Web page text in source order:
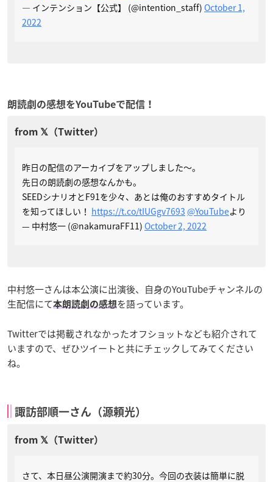
— インテンション【公式】 (@intention_staff) October 1,
2022
朗読劇の感想をYouTubeで配信！
昨日の配信のアーカイブをアップしました～。
先日の朗読劇の感想なんかも。
SEEDシナリオとF91を少々、あとは俺のおすすめタイトル
を知ってほしい！ https://t.co/tIUGgv7693 @YouTubeより
— 中村悠一 (@nakamuraFF11) October 2, 2022
中村悠一さんは本公演に出演後、自身のYouTubeチャンネルの
生配信にて本朗読劇の感想を語っています。
Twitterでは掲載されなかったオフショットなども紹介されて
いますので、ぜひツイートと共にチェックしてみてください
ね。
諏訪部順一さん（源頼光）
さて、本日昼公演開演まで約30分。今回の衣装は簡単に脱